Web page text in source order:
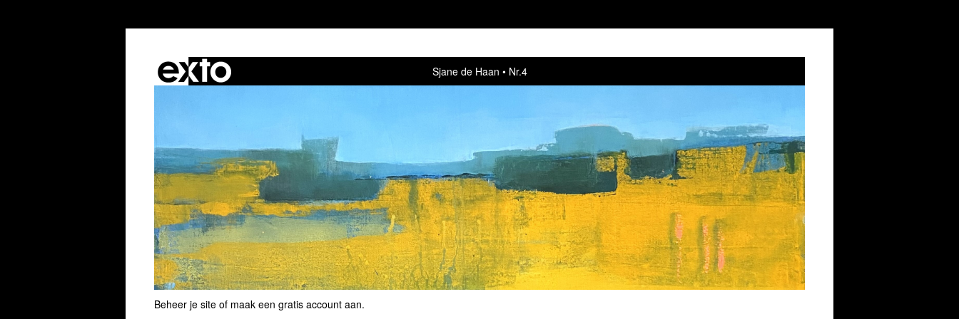
Sjane de Haan Nr.4
Beheer je site of maak een gratis account aan.